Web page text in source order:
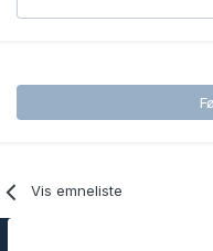
Vis emneliste